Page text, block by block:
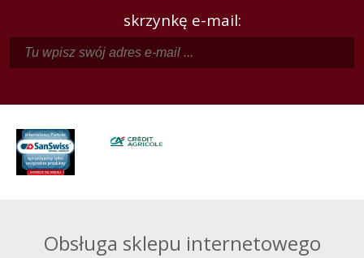
skrzynkę e-mail:
Obsługa sklepu internetowego